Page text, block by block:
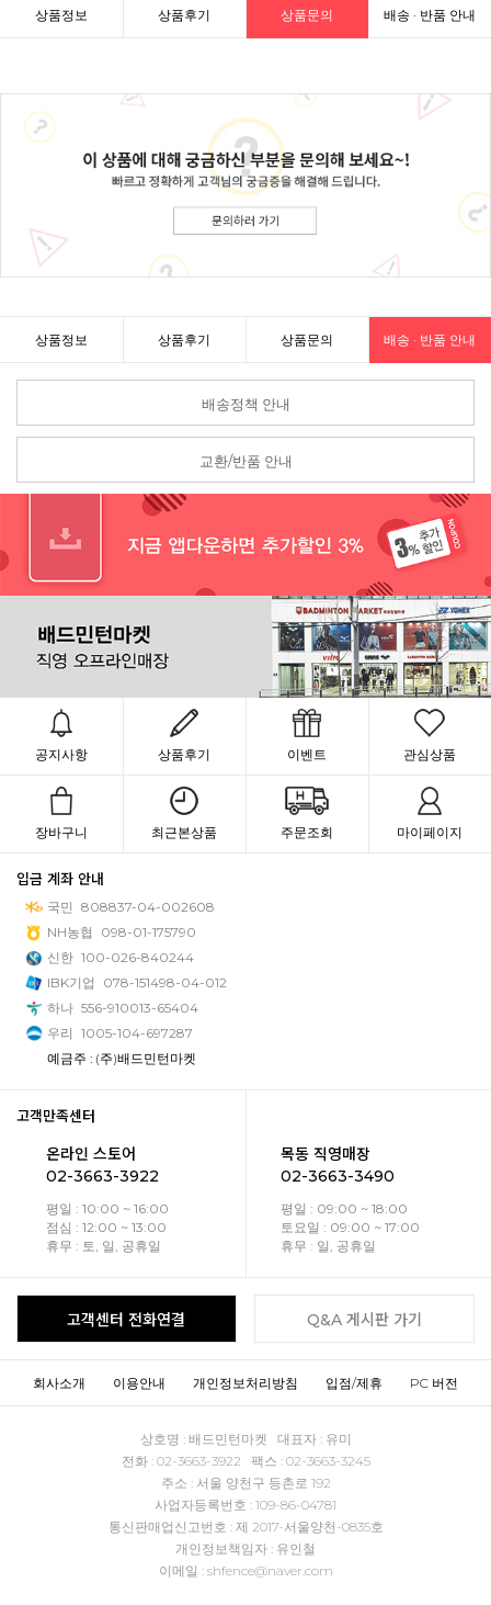
상품정보 상품후기 상품문의 배송 · 반품 안내
상품정보 상품후기 상품문의 배송 · 반품 안내
배송정책 안내
교환/반품 안내
공지사항 상품후기 이벤트 관심상품
장바구니 최근본상품 주문조회 마이페이지
입금 계좌 안내
국민 808837-04-002608
NH농협
098-01-175790
신한 100-026-840244
IBK기업
078-151498-04-012
하나 556-910013-65404
우리 1005-104-697287
예금주 : (주)배드민턴마켓
고객만족센터
온라인 스토어
02-3663-3922
평일 : 10:00 ~ 16:00
점심 : 12:00 ~ 13:00
휴무 : 토, 일, 공휴일
목동 직영매장
02-3663-3490
평일 : 09:00 ~ 18:00
토요일 : 09:00 ~ 17:00
휴무 : 일, 공휴일
고객센터 전화연결 Q&A 게시판 가기
회사소개 이용안내 개인정보처리방침 입점/제휴 PC 버전
상호명 : 배드민턴마켓 대표자 : 유미
전화 : 02-3663-3922 팩스 : 02-3663-3245
주소 : 서울 양천구 등촌로 192
사업자등록번호 : 109-86-04781
통신판매업신고번호 : 제 2017-서울양천-0835호
개인정보책임자 : 유인철
이메일 : shfence@naver.com